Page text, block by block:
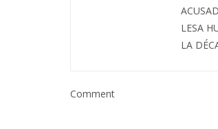
LESA
LA
Comment